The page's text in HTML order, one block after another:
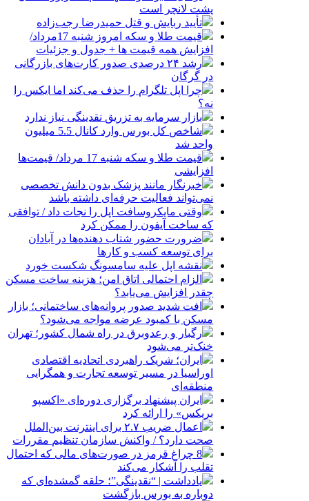
پشت لانچر است
تأیید ربایش و قتل حمیدرضا رجب‌زاده
قیمت طلا و سکه امروز شنبه 17مرداد/
افزایش همه قیمت ها + جدول و جزئیات
رشد ۲۴ درصدی صدور کارت‌های بازرگانی
در گرگان
چرا اپل تلگرام را حذف می‌کند اما ایکس را
نه؟
بازار سرمایه به تزریق نقدینگی نیاز ندارد
شاخص کل بورس وارد کانال 5.5 میلیون
واحد شد
قیمت طلا و سکه شنبه 17 مرداد/ قیمت‌ها
افزایشی
خبرنگار مانند پزشک بدون دانش تخصصی
نمی‌تواند فعالیت حرفه‌ای داشته باشد
وقتی مایکروسافت اپل را نجات داد / توافقی
که ساخت آیفون را ممکن کرد
ضرورت حضور شتاب ‌دهنده‌ها در آبادان
برای توسعه کسب‌ و کارها
نقشه اپل علیه سامسونگ شکست خورد
الزام احتمالی اتاق امن؛ هزینه ساخت مسکن
چقدر افزایش می‌یابد؟
افت شدید صدور پروانه‌های ساختمانی؛ بازار
مسکن با کمبود عرضه مواجه می‌شود؟
رگبار و رعدوبرق در راه شمال کشور؛ تهران
خنک‌تر می‌شود
ایران؛ شریک راهبردی اتحادیه اقتصادی
اوراسیا در مسیر توسعه تجارت و همگرایی
منطقه‌ای
ایران پیشنهاد برگزاری دوره‌ای «اکسپو
بریکس» را ارائه کرد
اعمال ضریب ۲.۷ برای اینترنت بین‌الملل
صحت دارد؟ / واکنش سازمان تنظیم مقررات
8 چراغ قرمز در صورت‌های مالی که احتمال
تقلب را آشکار می‌کند
یادداشت | “نقدینگی”؛ حلقه گمشده‌ای که
دوباره به بورس بازگشت